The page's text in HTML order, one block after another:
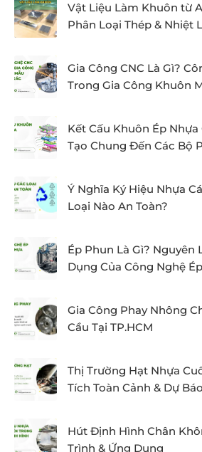
Vật Liệu Làm Khuôn từ
Phân Loại Thép & Nhiệt
Gia Công CNC Là Gì?
Trong Gia Công Khuôn
Kết Cấu Khuôn Ép Nhựa
Tạo Chung Đến Các Bộ
Ý Nghĩa Ký Hiệu Nhựa
Loại Nào An Toàn?
Ép Phun Là Gì? Nguyên
Dụng Của Công Nghệ
Gia Công Phay Nhông
Cầu Tại TP.HCM
Thị Trường Hạt Nhựa
Tích Toàn Cảnh & Dự
Hút Định Hình Chân
Trình & Ứng Dụng